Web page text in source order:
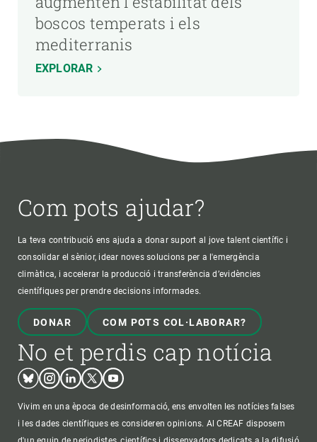
boscos temperats i els
mediterranis
EXPLORAR
Com pots ajudar?
La teva contribució ens ajuda a donar suport al jove talent científic i
consolidar el sènior, idear noves solucions per a l'emergència
climàtica, i accelerar la producció i transferència d’evidències
científiques per prendre decisions informades.
DONAR COM POTS COL·LABORAR?
No et perdis cap notícia
BlueskyInstagram
LinkedinTwitterYoutube
Vivim en una època de desinformació, ens envolten les notícies falses
i les dades científiques es consideren opinions. Al CREAF disposem